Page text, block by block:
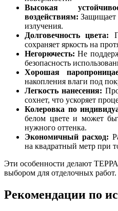
Высокая
воздействиям: Защищает
излучения.
Долговечность цвета:
сохраняет яркость на
Негорючесть: Не
безопасность
Хорошая
накопления влаги под
Легкость нанесения:
сохнет, что ускоряет
Колеровка по
белом цвете и может
нужного оттенка.
Экономичный расход:
на квадратный метр при
Эти особенности делают
выбором для отделочных работ.
Рекомендации по